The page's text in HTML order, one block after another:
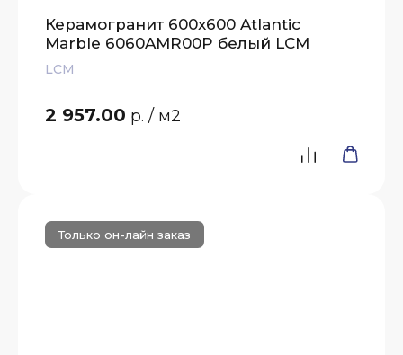
Керамогранит 600x600 Atlantic
Marble 6060AMR00P белый LCM
LCM
2 957.00 р. / м2
Только он-лайн заказ